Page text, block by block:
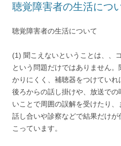
聴覚障害者の生活につ
聴覚障害者の生活について
(1) 聞こえないということは、、
という問題だけではありません
かりにくく、補聴器をつけていれ
後ろからの話し掛けや、放送で
いことで周囲の誤解を受けたり
話し合いや診察などで結果だけ
こっています。